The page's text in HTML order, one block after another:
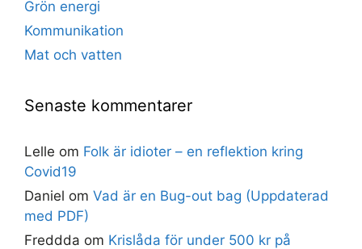
Grön energi
Kommunikation
Mat och vatten
Senaste kommentarer
Lelle om Folk är idioter – en reflektion kring
Covid19
Daniel om Vad är en Bug-out bag (Uppdaterad
med PDF)
Freddda om Krislåda för under 500 kr på